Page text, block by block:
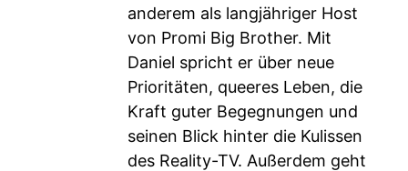
anderem als langjähriger Host
von Promi Big Brother. Mit
Daniel spricht er über neue
Prioritäten, queeres Leben, die
Kraft guter Begegnungen und
seinen Blick hinter die Kulissen
des Reality-TV. Außerdem geht